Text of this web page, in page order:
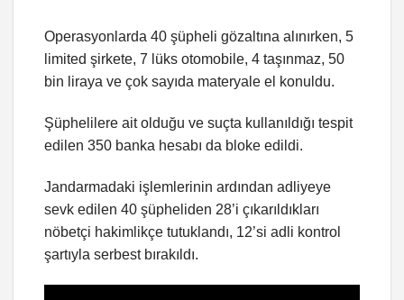
Operasyonlarda 40 şüpheli gözaltına alınırken, 5
limited şirkete, 7 lüks otomobile, 4 taşınmaz, 50
bin liraya ve çok sayıda materyale el konuldu.
Şüphelilere ait olduğu ve suçta kullanıldığı tespit
edilen 350 banka hesabı da bloke edildi.
Jandarmadaki işlemlerinin ardından adliyeye
sevk edilen 40 şüpheliden 28’i çıkarıldıkları
nöbetçi hakimlikçe tutuklandı, 12’si adli kontrol
şartıyla serbest bırakıldı.